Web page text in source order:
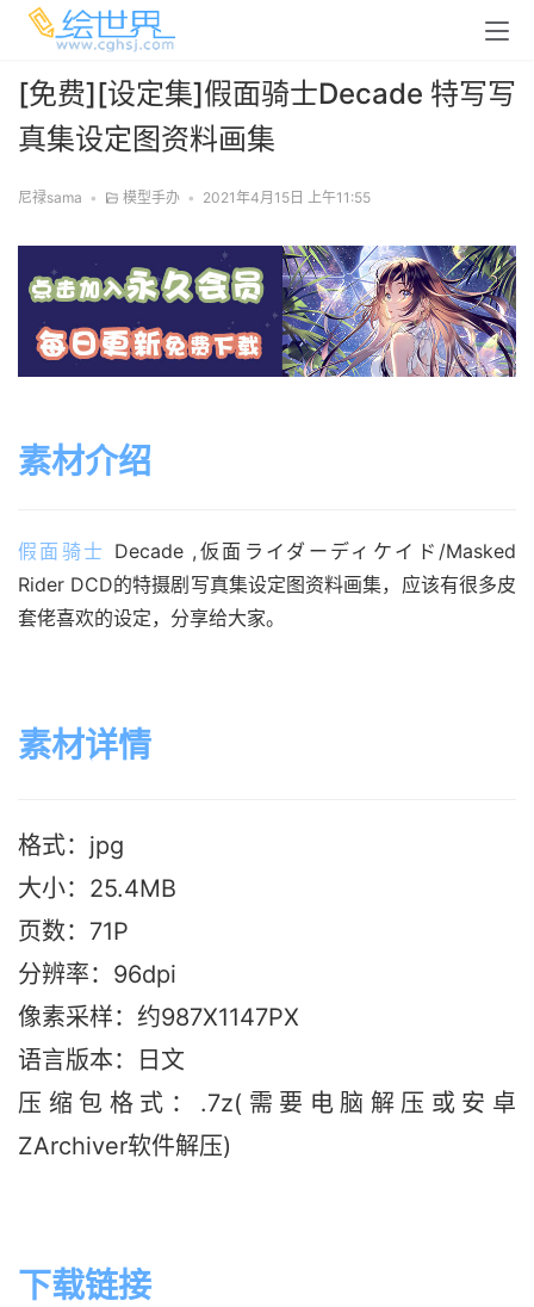
[免费][设定集]假面骑士Decade 特写写
真集设定图资料画集
尼禄sama • 模型手办 • 2021年4月15日 上午11:55
素材介绍
假面骑士 Decade ,仮面ライダーディケイド/Masked
Rider DCD的特摄剧写真集设定图资料画集，应该有很多皮
套佬喜欢的设定，分享给大家。
素材详情
格式：jpg
大小：25.4MB
页数：71P
分辨率：96dpi
像素采样：约987X1147PX
语言版本：日文
压缩包格式：.7z(需要电脑解压或安卓
ZArchiver软件解压)
下载链接